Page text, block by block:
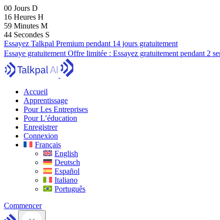
00 Jours D
16 Heures H
59 Minutes M
43 Secondes S
Essayez Talkpal Premium pendant 14 jours gratuitement
Essaye gratuitement Offre limitée : Essayez gratuitement pendant 2
Accueil
Apprentissage
Pour Les Entreprises
Pour L’éducation
Enregistrer
Connexion
Français
English
Deutsch
Español
Italiano
Português
Commencer